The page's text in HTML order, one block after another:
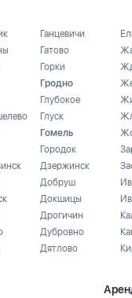
Ганцевичи
Гатово
Горки
Гродно
Глубокое
Глуск
Гомель
Городок
Дзержинск
Добруш
Докшицы
Дрогичин
Дубровно
Дятлово